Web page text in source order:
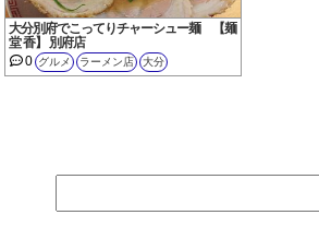
大分別府でこってりチャーシュー麺 【麺
堂 香】 別府店
0 グルメ ラーメン店 大分